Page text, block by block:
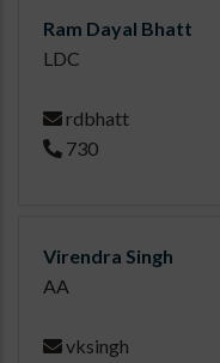
Ram Dayal Bhatt
LDC
rdbhatt
730
Virendra Singh
AA
vksingh